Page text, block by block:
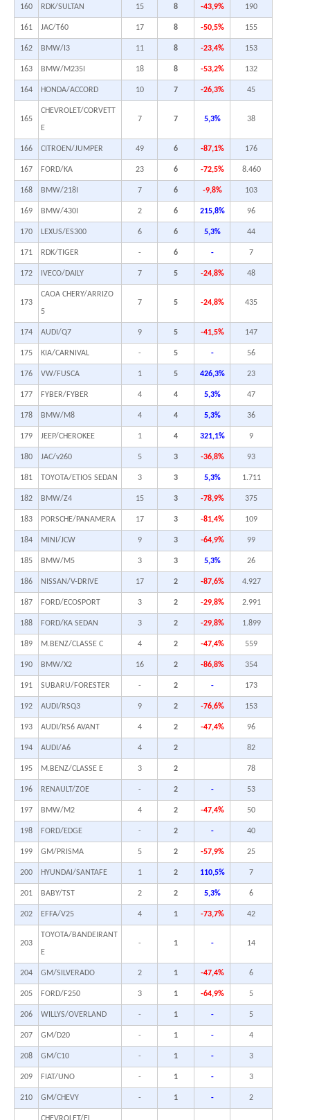
160 RDK/SULTAN 15 8 -43,9% 190
161 JAC/T60 17 8 -50,5% 155
162 BMW/I3 11 8 -23,4% 153
163 BMW/M235I 18 8 -53,2% 132
164 HONDA/ACCORD 10 7 -26,3% 45
165
CHEVROLET/CORVETT
E
7 7 5,3% 38
166 CITROEN/JUMPER 49 6 -87,1% 176
167 FORD/KA 23 6 -72,5% 8.460
168 BMW/218I 7 6 -9,8% 103
169 BMW/430I 2 6 215,8% 96
170 LEXUS/ES300 6 6 5,3% 44
171 RDK/TIGER - 6 - 7
172 IVECO/DAILY 7 5 -24,8% 48
173
CAOA CHERY/ARRIZO
5
7 5 -24,8% 435
174 AUDI/Q7 9 5 -41,5% 147
175 KIA/CARNIVAL - 5 - 56
176 VW/FUSCA 1 5 426,3% 23
177 FYBER/FYBER 4 4 5,3% 47
178 BMW/M8 4 4 5,3% 36
179 JEEP/CHEROKEE 1 4 321,1% 9
180 JAC/v260 5 3 -36,8% 93
181 TOYOTA/ETIOS SEDAN 3 3 5,3% 1.711
182 BMW/Z4 15 3 -78,9% 375
183 PORSCHE/PANAMERA 17 3 -81,4% 109
184 MINI/JCW 9 3 -64,9% 99
185 BMW/M5 3 3 5,3% 26
186 NISSAN/V-DRIVE 17 2 -87,6% 4.927
187 FORD/ECOSPORT 3 2 -29,8% 2.991
188 FORD/KA SEDAN 3 2 -29,8% 1.899
189 M.BENZ/CLASSE C 4 2 -47,4% 559
190 BMW/X2 16 2 -86,8% 354
191 SUBARU/FORESTER - 2 - 173
192 AUDI/RSQ3 9 2 -76,6% 153
193 AUDI/RS6 AVANT 4 2 -47,4% 96
194 AUDI/A6 4 2 82
195 M.BENZ/CLASSE E 3 2 78
196 RENAULT/ZOE - 2 - 53
197 BMW/M2 4 2 -47,4% 50
198 FORD/EDGE - 2 - 40
199 GM/PRISMA 5 2 -57,9% 25
200 HYUNDAI/SANTAFE 1 2 110,5% 7
201 BABY/TST 2 2 5,3% 6
202 EFFA/V25 4 1 -73,7% 42
203
TOYOTA/BANDEIRANT
E
- 1 - 14
204 GM/SILVERADO 2 1 -47,4% 6
205 FORD/F250 3 1 -64,9% 5
206 WILLYS/OVERLAND - 1 - 5
207 GM/D20 - 1 - 4
208 GM/C10 - 1 - 3
209 FIAT/UNO - 1 - 3
210 GM/CHEVY - 1 - 2